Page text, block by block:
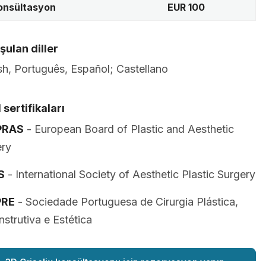
EUR 100
diller
Português, Español; Castellano
sertifikaları
- European Board of Plastic and Aesthetic
- International Society of Aesthetic Plastic Surgery
- Sociedade Portuguesa de Cirurgia Plástica,
e Estética